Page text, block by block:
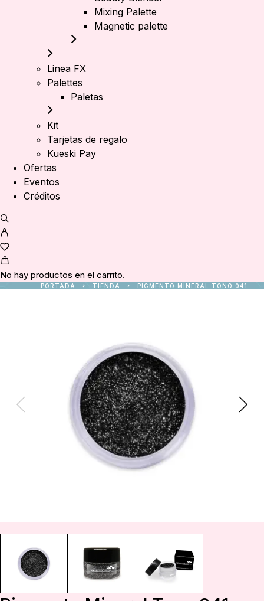
Mixing Palette
Magnetic palette
Linea FX
Palettes
Paletas
Kit
Tarjetas de regalo
Kueski Pay
Ofertas
Eventos
Créditos
No hay productos en el carrito.
PORTADA TIENDA PIGMENTO MINERAL TONO 041